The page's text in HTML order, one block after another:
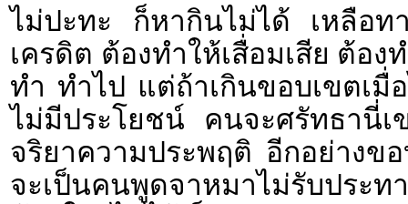
ไม่ปะทะ ก็หากินไม่ได้ เหลือท
เครดิต ต้องทำให้เสื่อมเสีย ต้อ
ทำ ทำไป แต่ถ้าเกินขอบเขตเมื่
ไม่มีประโยชน์ คนจะศรัทธานี่
จริยาความประพฤติ อีกอย่างข
จะเป็นคนพูดจาหมาไม่รับประ